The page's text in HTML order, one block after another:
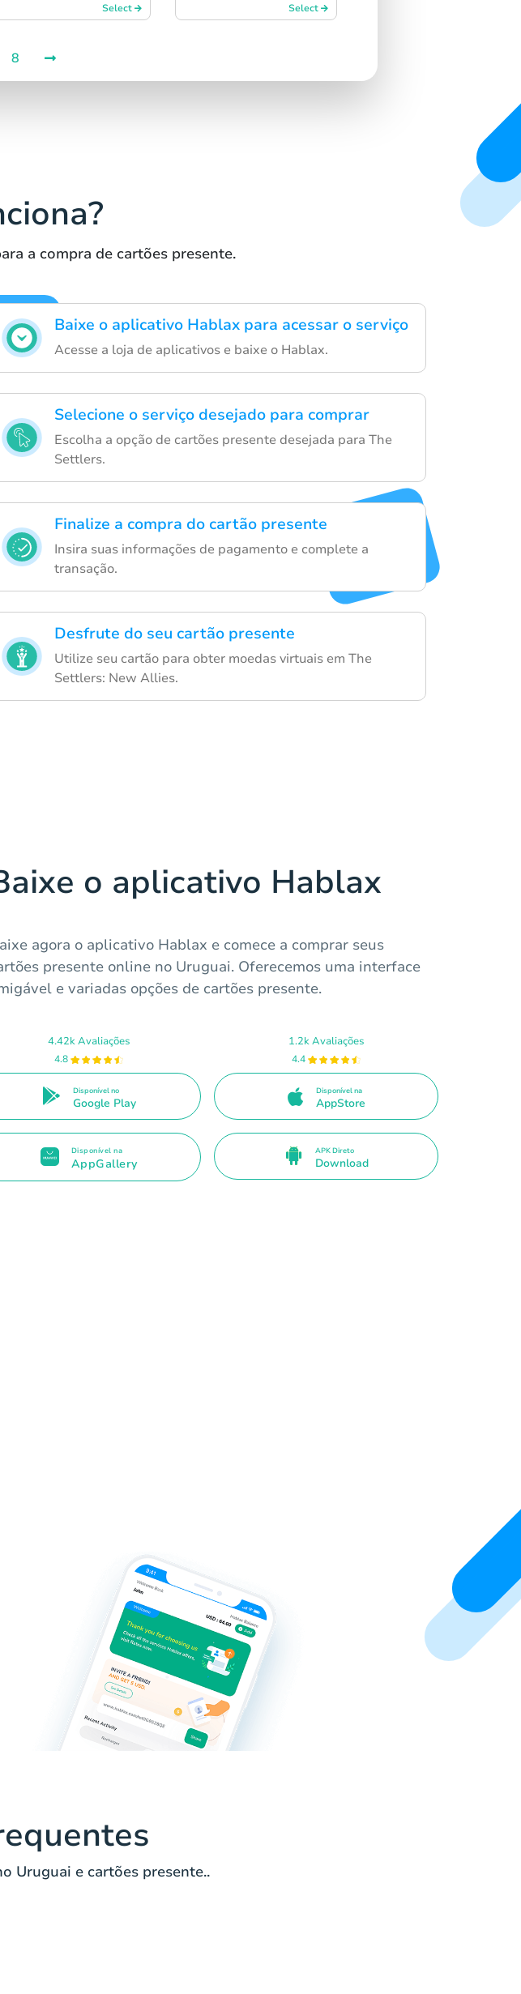
Select
Select
8
a compra de cartões presente.
Baixe o aplicativo Hablax para acessar o serviço
Acesse a loja de aplicativos e baixe o Hablax.
Selecione o serviço desejado para comprar
Escolha a opção de cartões presente desejada para The
Settlers.
Finalize a compra do cartão presente
Insira suas informações de pagamento e complete a
transação.
Desfrute do seu cartão presente
Utilize seu cartão para obter moedas virtuais em The
Settlers: New Allies.
o aplicativo Hablax
agora o aplicativo Hablax e comece a comprar seus
presente online no Uruguai. Oferecemos uma interface
e variadas opções de cartões presente.
4.42k Avaliações
4.8
Disponível no
Google Play
1.2k Avaliações
4.4
Disponível na
AppStore
Disponível na
AppGallery
APK Direto
Download
Uruguai e cartões presente..